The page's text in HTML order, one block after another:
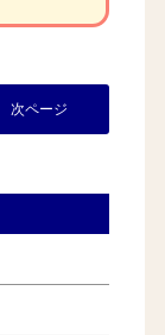
次ページ